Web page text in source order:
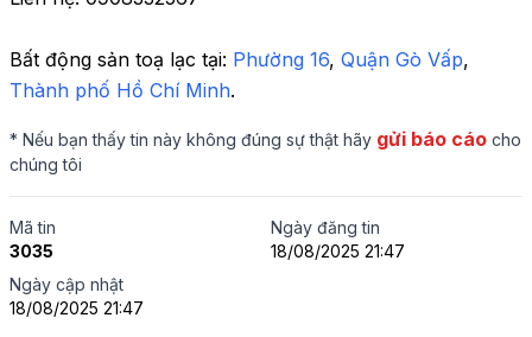
Bất động sản toạ lạc tại: Phường 16, Quận Gò Vấp,
Thành phố Hồ Chí Minh.
* Nếu bạn thấy tin này không đúng sự thật hãy gửi báo cáo cho
chúng tôi
Mã tin
3035
Ngày đăng tin
18/08/2025 21:47
Ngày cập nhật
18/08/2025 21:47